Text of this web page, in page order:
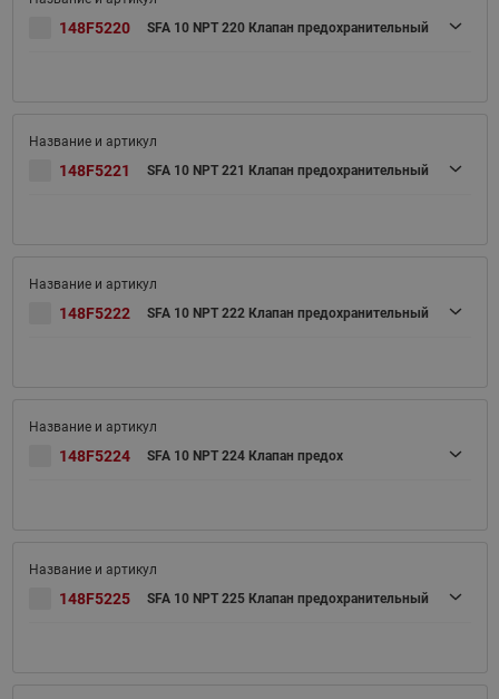
148F5220 SFA 10 NPT 220 Клапан предохранительный
148F5221 SFA 10 NPT 221 Клапан предохранительный
148F5222 SFA 10 NPT 222 Клапан предохранительный
148F5224 SFA 10 NPT 224 Клапан предох
148F5225 SFA 10 NPT 225 Клапан предохранительный